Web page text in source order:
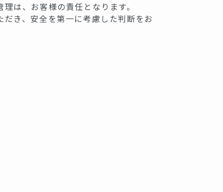
は、お客様の責任となります。
き、安全を第一に考慮した判断をお